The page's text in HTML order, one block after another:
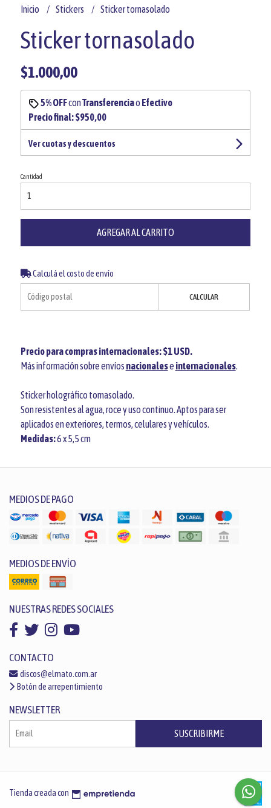
Inicio Stickers Sticker tornasolado
Sticker tornasolado
$1.000,00
5% OFFconTransferenciao Efectivo
Precio final:$950,00
Ver cuotas y descuentos
Cantidad
AGREGAR AL CARRITO
Calculá el costo de envío
CALCULAR
Precio para compras internacionales: $1 USD.
Más información sobre envíos nacionalese internacionales.
Sticker holográfico tornasolado.
Son resistentes al agua, roce y uso continuo. Aptos para ser
aplicados en exteriores, termos, celulares y vehículos.
Medidas:6 x 5,5 cm
MEDIOS DE PAGO
MEDIOS DE ENVÍO
NUESTRAS REDES SOCIALES
CONTACTO
discos@elmato.com.ar
Botón de arrepentimiento
NEWSLETTER
SUSCRIBIRME
Tienda creada con